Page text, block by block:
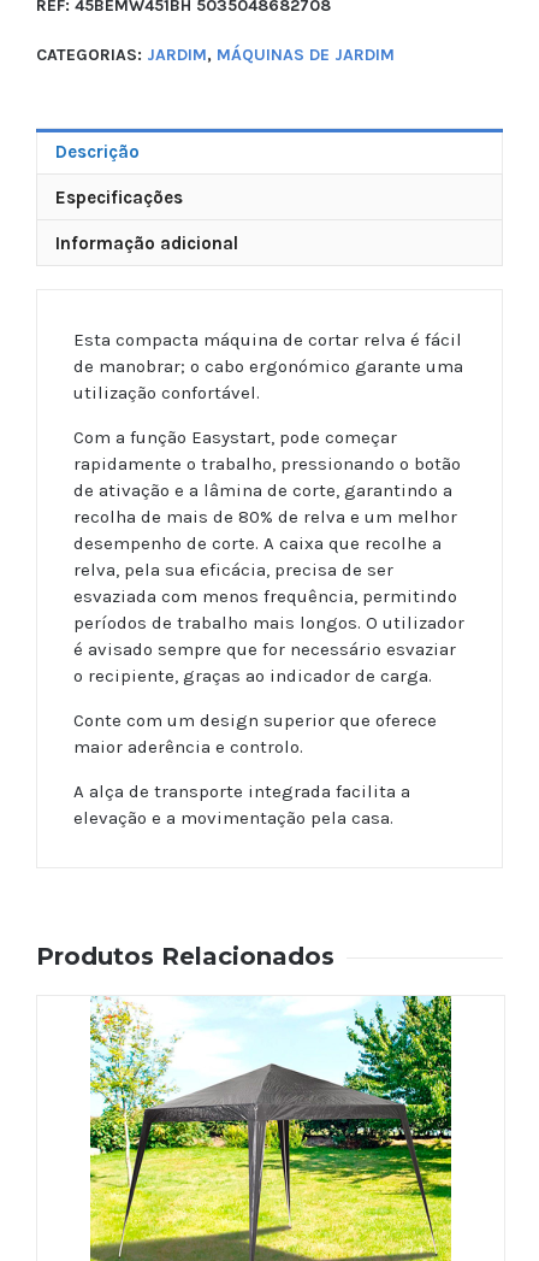
REF: 45BEMW451BH 5035048682708
CATEGORIAS: JARDIM, MÁQUINAS DE JARDIM
Descrição
Especificações
Informação adicional
Esta compacta máquina de cortar relva é fácil
de manobrar; o cabo ergonómico garante uma
utilização confortável.
Com a função Easystart, pode começar
rapidamente o trabalho, pressionando o botão
de ativação e a lâmina de corte, garantindo a
recolha de mais de 80% de relva e um melhor
desempenho de corte. A caixa que recolhe a
relva, pela sua eficácia, precisa de ser
esvaziada com menos frequência, permitindo
períodos de trabalho mais longos. O utilizador
é avisado sempre que for necessário esvaziar
o recipiente, graças ao indicador de carga.
Conte com um design superior que oferece
maior aderência e controlo.
A alça de transporte integrada facilita a
elevação e a movimentação pela casa.
Produtos Relacionados